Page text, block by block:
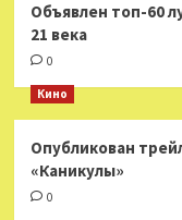
Объявлен топ-60
21 века
0
Кино
Опубликован
«Каникулы»
0